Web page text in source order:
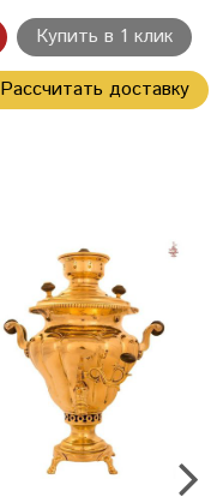
Купить в 1 клик
Рассчитать доставку